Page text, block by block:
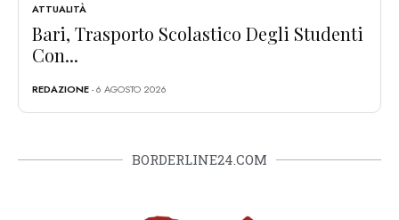
ATTUALITÀ
Bari, Trasporto Scolastico Degli Studenti
Con...
REDAZIONE- 6 AGOSTO 2026
BORDERLINE24.COM